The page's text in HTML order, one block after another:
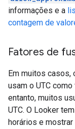
informações e a
contagem de
Fatores de
Em muitos
usam o UTC
entanto, muitos
UTC. O Looker
horários e